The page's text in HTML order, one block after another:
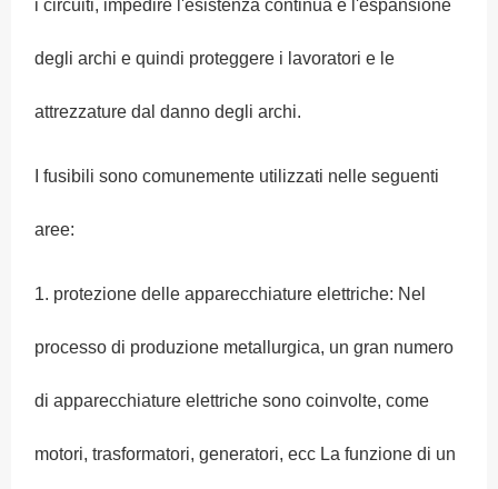
i circuiti, impedire l'esistenza continua e l'espansione
degli archi e quindi proteggere i lavoratori e le
attrezzature dal danno degli archi.
I fusibili sono comunemente utilizzati nelle seguenti
aree:
1. protezione delle apparecchiature elettriche: Nel
processo di produzione metallurgica, un gran numero
di apparecchiature elettriche sono coinvolte, come
motori, trasformatori, generatori, ecc La funzione di un